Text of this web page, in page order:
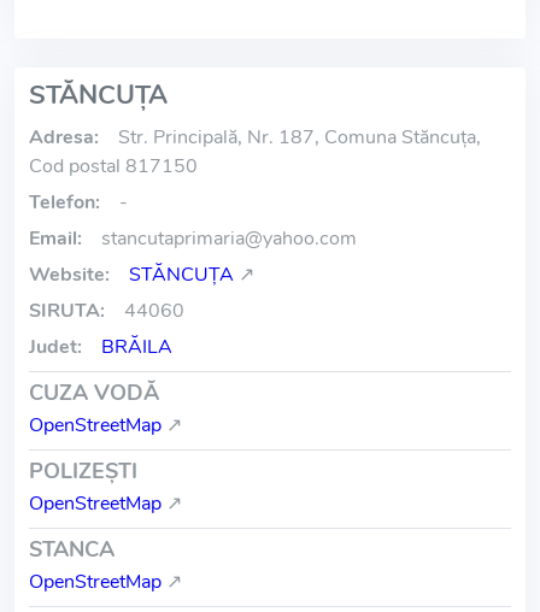
STĂNCUŢA
Adresa:
Str. Principală, Nr. 187, Comuna Stăncuța,
Cod postal 817150
Telefon:
-
Email:
stancutaprimaria@yahoo.com
Website:
STĂNCUŢA ↗
SIRUTA:
44060
Judet:
BRĂILA
CUZA VODĂ
OpenStreetMap ↗
POLIZEŞTI
OpenStreetMap ↗
STANCA
OpenStreetMap ↗